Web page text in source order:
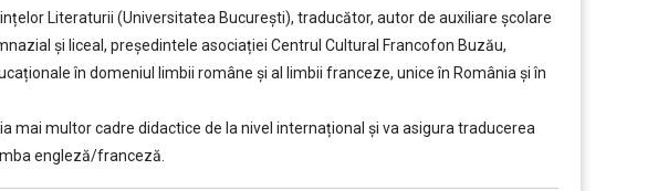
Literaturii (Universitatea București), traducător, autor de auxiliare școlare
și liceal, președintele asociației Centrul Cultural Francofon Buzău,
în domeniul limbii române și al limbii franceze, unice în România și în
mai multor cadre didactice de la nivel internațional și va asigura traducerea
engleză/franceză.